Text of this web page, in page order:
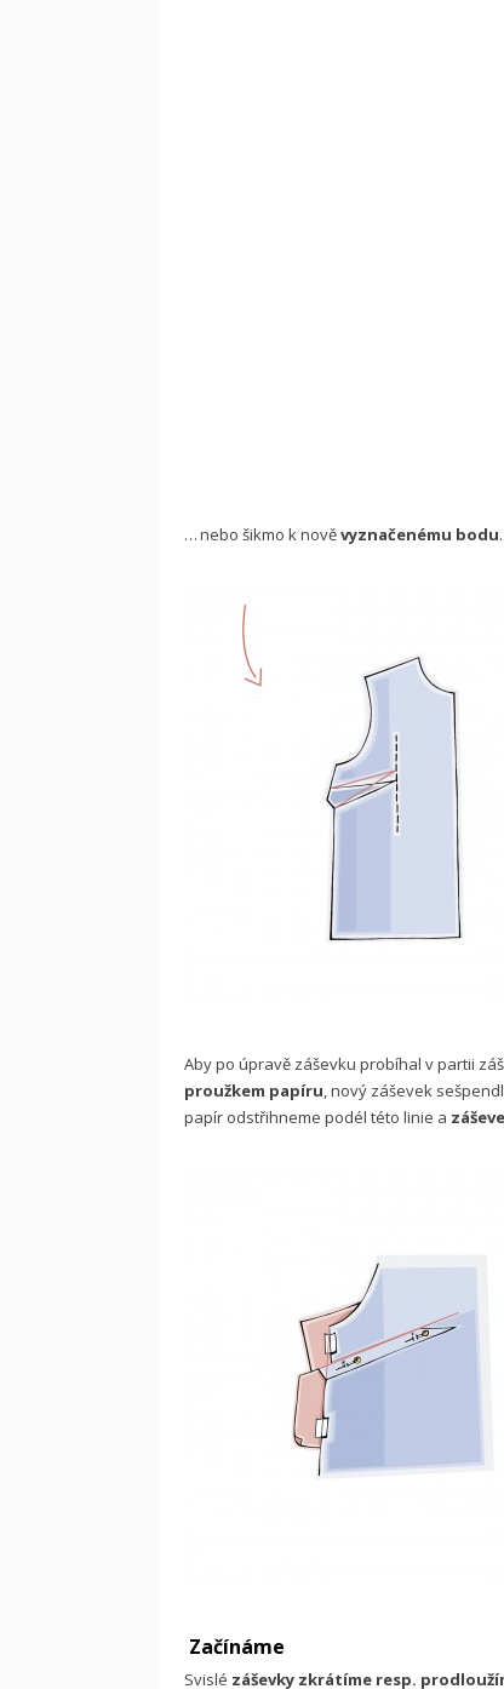
… nebo šikmo k nověvyznačenému bodu.
Aby po úpravě záševku probíhal v partii
proužkem papíru, nový záševek
papír odstřihneme podél této linie a
Začínáme
Svislé záševky zkrátíme resp.